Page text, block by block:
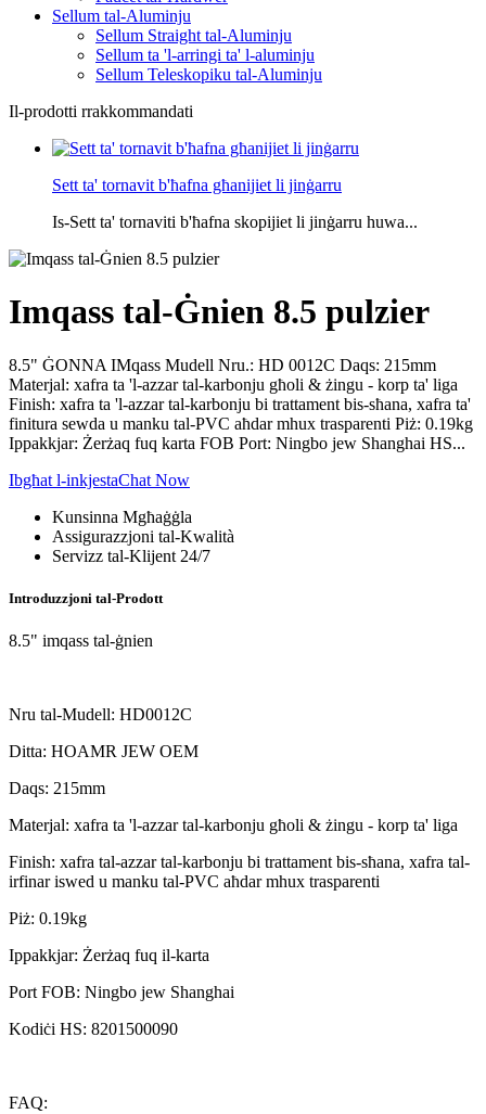
Sellum tal-Aluminju
Sellum Straight tal-Aluminju
Sellum ta 'l-arringi ta' l-aluminju
Sellum Teleskopiku tal-Aluminju
Il-prodotti rrakkommandati
Sett ta' tornavit b'ħafna għanijiet li jinġarru
Is-Sett ta' tornaviti b'ħafna skopijiet li jinġarru huwa...
Imqass tal-Ġnien 8.5 pulzier
8.5" ĠONNA IMqass Mudell Nru.: HD 0012C Daqs: 215mm
Materjal: xafra ta 'l-azzar tal-karbonju għoli & żingu - korp ta' liga
Finish: xafra ta 'l-azzar tal-karbonju bi trattament bis-sħana, xafra ta'
finitura sewda u manku tal-PVC aħdar mhux trasparenti Piż: 0.19kg
Ippakkjar: Żerżaq fuq karta FOB Port: Ningbo jew Shanghai HS...
Ibgħat l-inkjestaChat Now
Kunsinna Mgħaġġla
Assigurazzjoni tal-Kwalità
Servizz tal-Klijent 24/7
Introduzzjoni tal-Prodott
8.5" imqass tal-ġnien
Nru tal-Mudell: HD0012C
Ditta: HOAMR JEW OEM
Daqs: 215mm
Materjal: xafra ta 'l-azzar tal-karbonju għoli & żingu - korp ta' liga
Finish: xafra tal-azzar tal-karbonju bi trattament bis-sħana, xafra tal-
irfinar iswed u manku tal-PVC aħdar mhux trasparenti
Piż: 0.19kg
Ippakkjar: Żerżaq fuq il-karta
Port FOB: Ningbo jew Shanghai
Kodiċi HS: 8201500090
FAQ: